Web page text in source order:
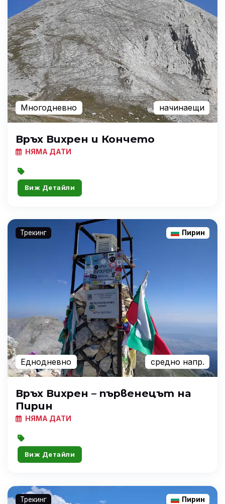
Многодневно начинаещи
Връх Вихрен и Кончето
НЯМА ДАТИ
Виж Детайли
Трекинг Пирин
Еднодневно средно напр.
Връх Вихрен – първенецът на
Пирин
НЯМА ДАТИ
Виж Детайли
Трекинг Пирин